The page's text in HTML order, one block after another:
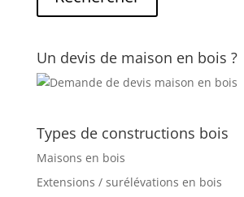
Un devis de maison en bois ?
Types de constructions bois
Maisons en bois
Extensions / surélévations en bois